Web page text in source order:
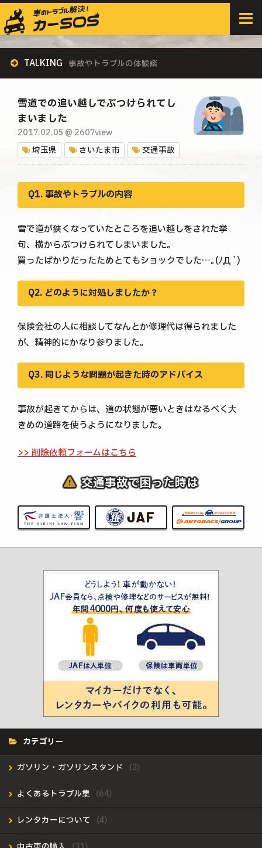
HOME > みんなの体験談
雪道での追い越しでぶつけられてしまいました
TALKING 事故やトラブルの体験談
雪道での追い越しでぶつけられてし
まいました
2017.02.05 @ 2607view
埼玉県
さいたま市 交通事故
Q1. 事故やトラブルの内容
雪で道が狭くなっていたところを追い越しをされた挙
句、横からぶつけられてしまいました。
買ったばかりだったためとてもショックでした…｡(ﾉД`)
Q2. どのように対処しましたか？
保険会社の人に相談してなんとか修理代は得られました
が、精神的にかなり参りました。
Q3. 同じような問題が起きた時のアドバイス
事故が起きてからは、道の状態が悪いときはなるべく大
きめの道路を使うようになりました。
>> 削除依頼フォームはこちら
交通事故で困った時は
カテゴリー
ガソリン・ガソリンスタンド
よくあるトラブル集
レンタカーについて